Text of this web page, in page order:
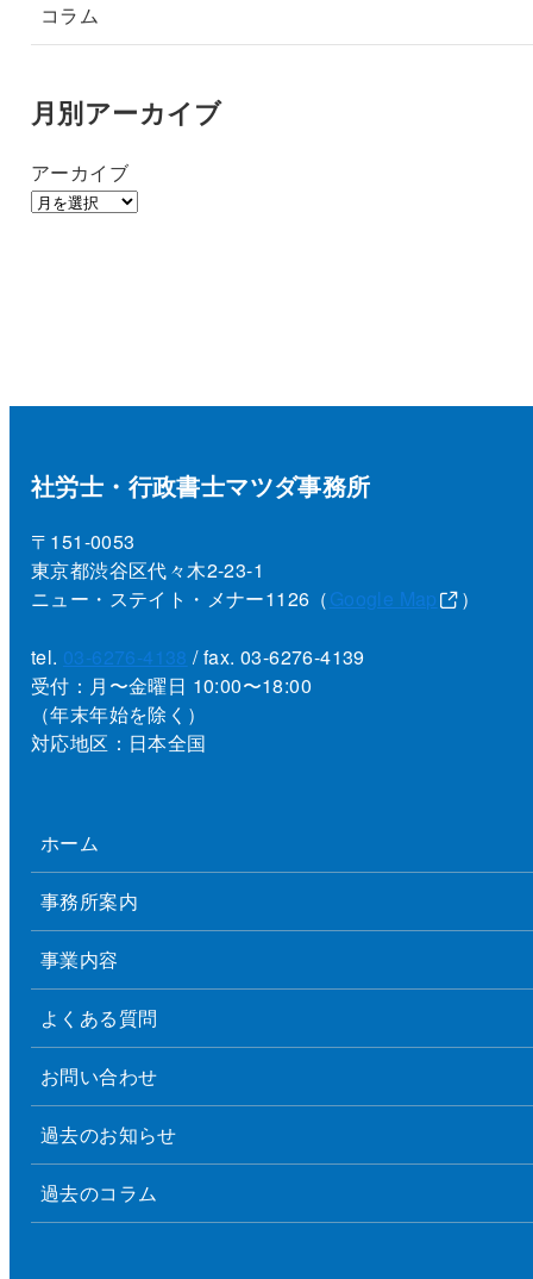
コラム
月別アーカイブ
アーカイブ
社労士・行政書士マツダ事務所
〒151-0053
東京都渋谷区代々木2-23-1
ニュー・ステイト・メナー1126（Google Map ）
tel. 03-6276-4138 / fax. 03-6276-4139
受付：月〜金曜日 10:00〜18:00
（年末年始を除く）
対応地区：日本全国
ホーム
事務所案内
事業内容
よくある質問
お問い合わせ
過去のお知らせ
過去のコラム